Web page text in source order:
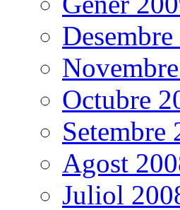
Octubre
Setembre
Agost
Juliol